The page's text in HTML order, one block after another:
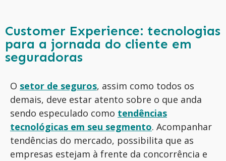
Customer Experience: tecnologias
para a jornada do cliente em
seguradoras
O setor de seguros, assim como todos os
demais, deve estar atento sobre o que anda
sendo especulado como tendências
tecnológicas em seu segmento. Acompanhar
tendências do mercado, possibilita que as
empresas estejam à frente da concorrência e